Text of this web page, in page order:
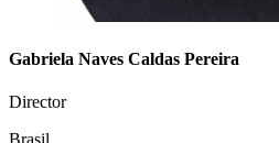
Gabriela Naves Caldas Pereira
Director